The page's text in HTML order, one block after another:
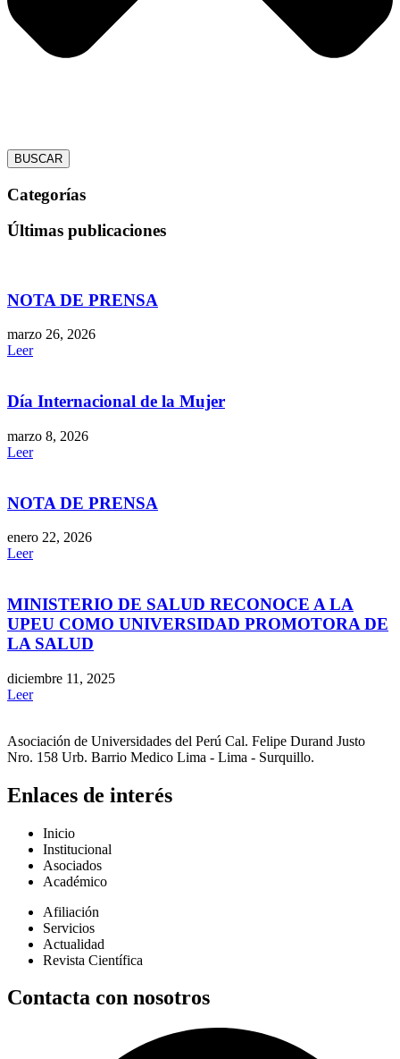
BUSCAR
Categorías
Últimas publicaciones
NOTA DE PRENSA
marzo 26, 2026
Leer
Día Internacional de la Mujer
marzo 8, 2026
Leer
NOTA DE PRENSA
enero 22, 2026
Leer
MINISTERIO DE SALUD RECONOCE A LA
UPEU COMO UNIVERSIDAD PROMOTORA DE
LA SALUD
diciembre 11, 2025
Leer
Asociación de Universidades del Perú Cal. Felipe Durand Justo
Nro. 158 Urb. Barrio Medico Lima - Lima - Surquillo.
Enlaces de interés
Inicio
Institucional
Asociados
Académico
Afiliación
Servicios
Actualidad
Revista Científica
Contacta con nosotros